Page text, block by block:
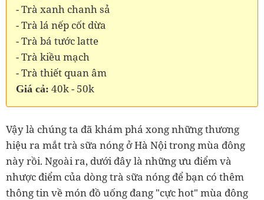
- Trà xanh chanh sả
- Trà lá nếp cốt dừa
- Trà bá tước latte
- Trà kiều mạch
- Trà thiết quan âm
Giá cả: 40k - 50k
Vậy là chúng ta đã khám phá xong những thương
hiệu ra mắt trà sữa nóng ở Hà Nội trong mùa đông
này rồi. Ngoài ra, dưới đây là những ưu điểm và
nhược điểm của dòng trà sữa nóng để bạn có thêm
thông tin về món đồ uống đang "cực hot" mùa đông